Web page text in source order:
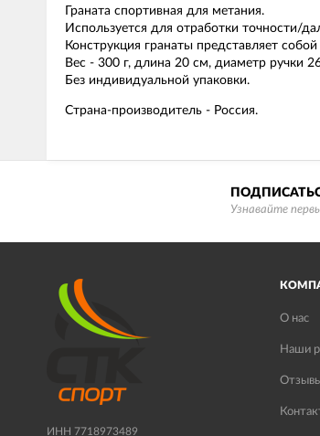
Граната спортивная для метания.
Используется для отработки точности/
Конструкция гранаты представляет
Вес - 300 г, длина 20 см, диаметр ручки
Без индивидуальной упаковки.
Страна-производитель - Россия.
Узнавайте
ИНН 7718973489
О нас
Наши